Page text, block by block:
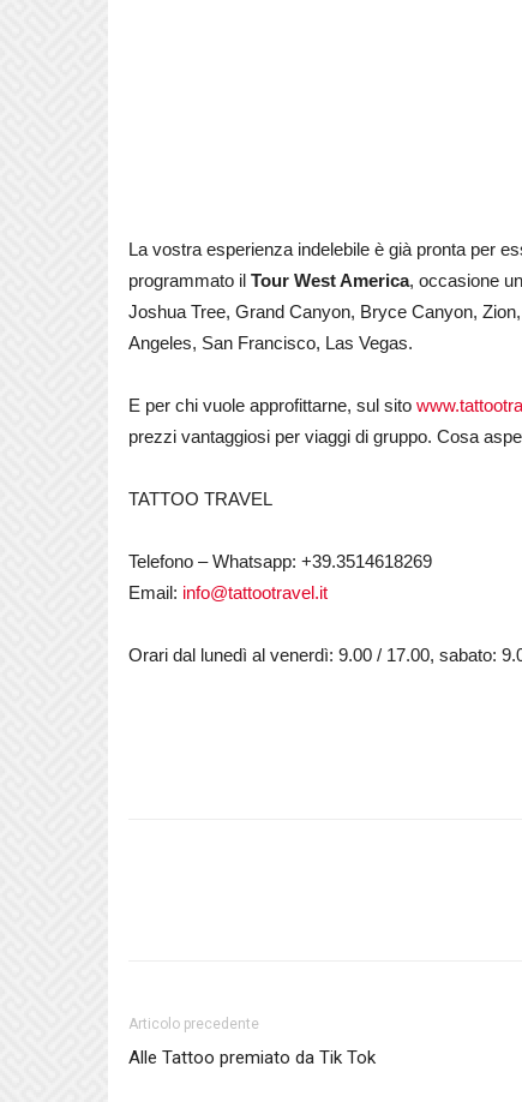
La vostra esperienza indelebile è già pronta per
programmato ilTour West America, occasione
Joshua Tree, Grand Canyon, Bryce Canyon,
Angeles, San Francisco, Las Vegas.
E per chi vuole approfittarne, sul sito
prezzi vantaggiosi per viaggi di gruppo. Cosa
TATTOO TRAVEL
Telefono – Whatsapp: +39.3514618269
Email: info@tattootravel.it
Orari dal lunedì al venerdì: 9.00 / 17.00, sabato:
Articolo precedente
Alle Tattoo premiato da Tik Tok